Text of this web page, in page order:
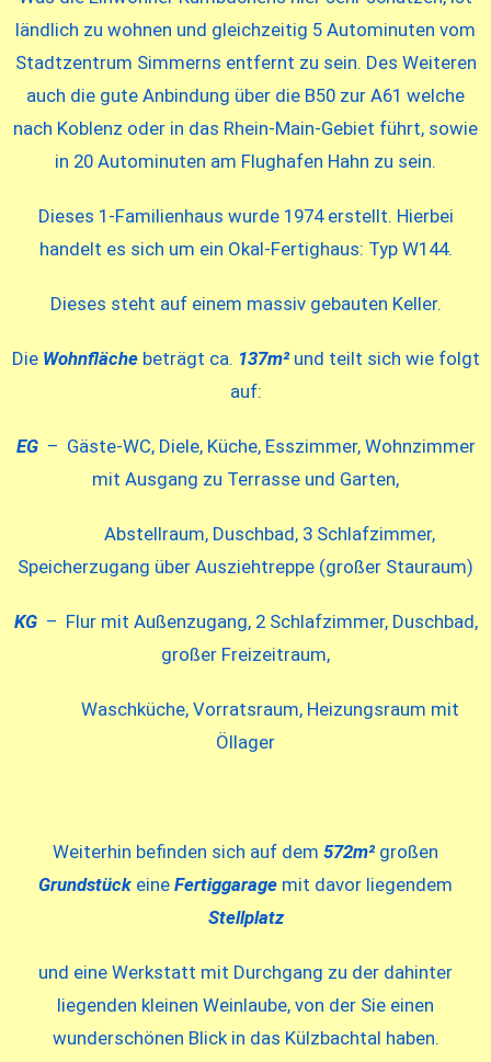
ländlich zu wohnen und gleichzeitig 5 Autominuten vom
Stadtzentrum Simmerns entfernt zu sein. Des Weiteren
auch die gute Anbindung über die B50 zur A61 welche
nach Koblenz oder in das Rhein-Main-Gebiet führt, sowie
in 20 Autominuten am Flughafen Hahn zu sein.
Dieses 1-Familienhaus wurde 1974 erstellt. Hierbei
handelt es sich um ein Okal-Fertighaus: Typ W144.
Dieses steht auf einem massiv gebauten Keller.
Die Wohnflächebeträgt ca. 137m²und teilt sich wie folgt
auf:
EG– Gäste-WC, Diele, Küche, Esszimmer, Wohnzimmer
mit Ausgang zu Terrasse und Garten,
Abstellraum, Duschbad, 3 Schlafzimmer,
Speicherzugang über Ausziehtreppe (großer Stauraum)
KG– Flur mit Außenzugang, 2 Schlafzimmer, Duschbad,
großer Freizeitraum,
Waschküche, Vorratsraum, Heizungsraum mit
Öllager
Weiterhin befinden sich auf dem 572m²großen
Grundstück eine Fertiggarage mit davor liegendem
Stellplatz
und eine Werkstatt mit Durchgang zu der dahinter
liegenden kleinen Weinlaube, von der Sie einen
wunderschönen Blick in das Külzbachtal haben.